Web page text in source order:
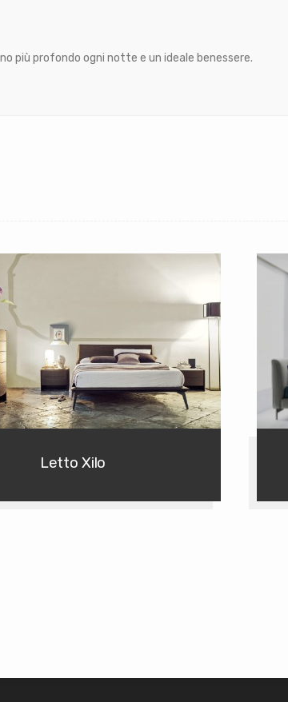
più profondo ogni notte e un ideale benessere.
Letto Xilo